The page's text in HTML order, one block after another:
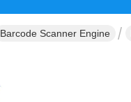
Barcode Scanner Engine